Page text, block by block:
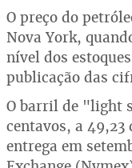
O preço do
Nova York,
nível dos
publicação das
O barril de "light
centavos, a
entrega em